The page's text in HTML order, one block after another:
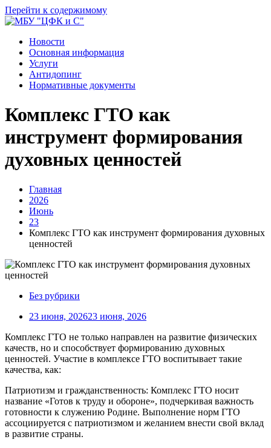
Перейти к содержимому
Новости
Основная информация
Услуги
Антидопинг
Нормативные документы
Комплекс ГТО как
инструмент формирования
духовных ценностей
Главная
2026
Июнь
23
Комплекс ГТО как инструмент формирования духовных
ценностей
Без рубрики
23 июня, 202623 июня, 2026
Комплекс ГТО не только направлен на развитие физических
качеств, но и способствует формированию духовных
ценностей. Участие в комплексе ГТО воспитывает такие
качества, как:
Патриотизм и гражданственность: Комплекс ГТО носит
название «Готов к труду и обороне», подчеркивая важность
готовности к служению Родине. Выполнение норм ГТО
ассоциируется с патриотизмом и желанием внести свой вклад
в развитие страны.